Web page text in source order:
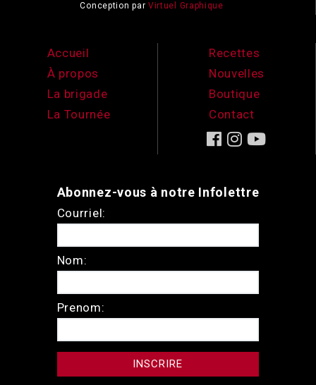
Conception par Virtuel Graphique
Accueil
À propos
La brigade
La Tournée
Recettes
Nouvelles
Boutique
Contact
Abonnez-vous à notre Infolettre
Courriel:
Nom:
Prenom: